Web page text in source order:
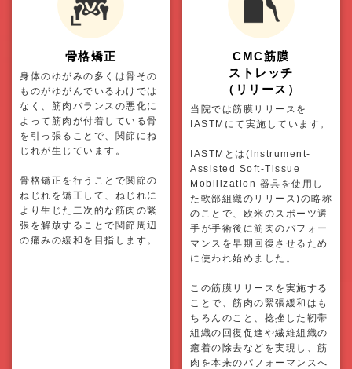
骨格矯正
身体のゆがみの多くは骨その
ものがゆがんでいるわけでは
なく、筋肉バランスの悪化に
よって筋肉が付着している骨
を引っ張ることで、関節にね
じれが生じています。
骨格矯正を行うことで関節の
ねじれを矯正して、ねじれに
より生じた二次的な筋肉の緊
張を解放することで関節周辺
の痛みの緩和を目指します。
CMC筋膜
ストレッチ
（リリース）
当院では筋膜リリースを
IASTMにて実施しています。
IASTMとは(Instrument-
Assisted Soft-Tissue
Mobilization 器具を使用し
た軟部組織のリリース)の略称
のことで、欧米のスポーツ選
手が手術後に筋肉のパフォー
マンスを早期回復させるため
に使われ始めました。
この筋膜リリースを実施する
ことで、筋肉の緊張緩和はも
ちろんのこと、捻挫した靭帯
組織の回復促進や繊維組織の
癒着の除去などを実現し、筋
肉を本来のパフォーマンスへ